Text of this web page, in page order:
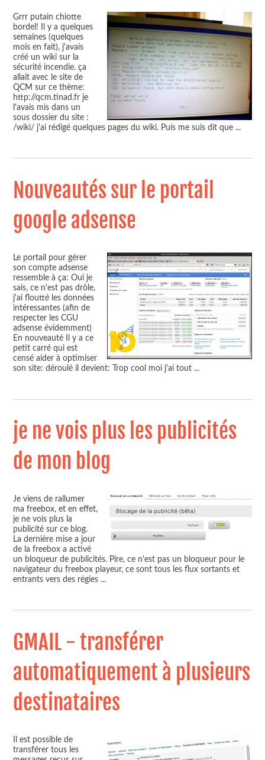
Grrr putain chiotte
bordel! Il y a quelques
semaines (quelques
mois en fait), j'avais
créé un wiki sur la
sécurité incendie. ça
allait avec le site de
QCM sur ce thème:
http://qcm.tinad.fr je
l'avais mis dans un
sous dossier du site :
/wiki/ j'ai rédigé quelques pages du wiki. Puis me suis dit que ...
Nouveautés sur le portail
google adsense
Le portail pour gérer
son compte adsense
ressemble à ça: Oui je
sais, ce n'est pas drôle,
j'ai floutté les données
intéressantes (afin de
respecter les CGU
adsense évidemment)
En nouveauté Il y a ce
petit carré qui est
censé aider à optimiser
son site: déroulé il devient: Trop cool moi j'ai tout ...
je ne vois plus les publicités
de mon blog
Je viens de rallumer
ma freebox, et en effet,
je ne vois plus la
publicité sur ce blog.
La dernière mise a jour
de la freebox a activé
un bloqueur de publicités. Pire, ce n'est pas un bloqueur pour le
navigateur du freebox playeur, ce sont tous les flux sortants et
entrants vers des régies ...
GMAIL - transférer
automatiquement à plusieurs
destinataires
Il est possible de
transférer tous les